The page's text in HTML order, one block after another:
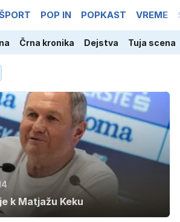
ŠPORT POP IN POPKAST VREME
Črna kronika Dejstva Tuja scena
k Matjažu Keku